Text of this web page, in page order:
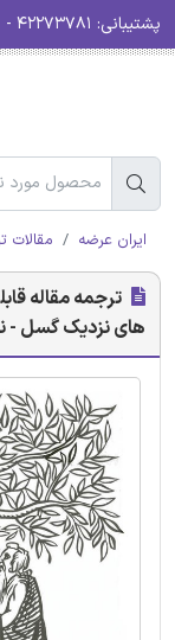
پشتیبانی:
ایران عرضه
ترجمه مقاله
های نزدیک گسل -